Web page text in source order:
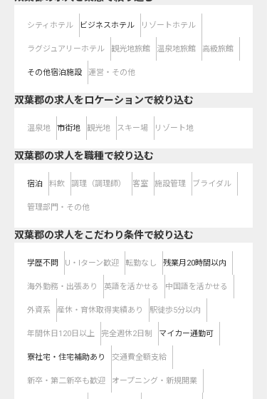
シティホテル ビジネスホテル リゾートホテル
ラグジュアリーホテル 観光地旅館 温泉地旅館 高級旅館
その他宿泊施設 運営・その他
双葉郡の求人をロケーションで絞り込む
温泉地 市街地 観光地 スキー場 リゾート地
双葉郡の求人を職種で絞り込む
宿泊 料飲 調理（調理師） 客室 施設管理 ブライダル
管理部門・その他
双葉郡の求人をこだわり条件で絞り込む
学歴不問 U・Iターン歓迎 転勤なし 残業月20時間以内
海外勤務・出張あり 英語を活かせる 中国語を活かせる
外資系 産休・育休取得実績あり 駅徒歩5分以内
年間休日120日以上 完全週休2日制 マイカー通勤可
寮社宅・住宅補助あり 交通費全額支給
新卒・第二新卒も歓迎 オープニング・新規開業